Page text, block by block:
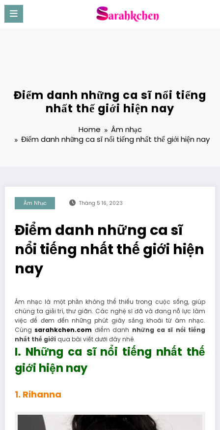
Skip
content
Điểm danh những ca sĩ nổi tiếng
nhất thế giới hiện nay
Home
Âm nhạc
Điểm danh những ca sĩ nổi tiếng nhất thế giới hiện nay
Âm Nhạc Tháng 5 16, 2023
Điểm danh những ca sĩ
nổi tiếng nhất thế giới hiện
nay
Âm nhạc là một phần không thể thiếu trong cuộc sống, giúp
chúng ta giải trí, thư giãn. Các nghệ sĩ đã và đang nỗ lực làm
việc để đem đến những phút giây sảng khoái từ âm nhạc.
Cùng sarahkchen.com điểm danh những ca sĩ nổi tiếng
nhất thế giới qua bài viết dưới đây nhé.
I. Những ca sĩ nổi tiếng nhất thế
giới hiện nay
1. Rihanna